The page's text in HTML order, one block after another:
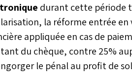
durant cette période
la réforme entrée
appliquée en cas de
du chèque, contre 25%
le pénal au profit de